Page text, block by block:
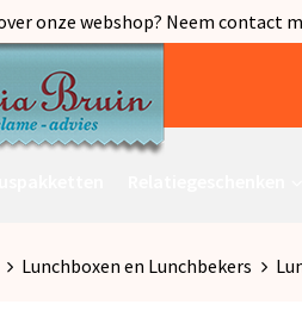
onze webshop? Neem contact
Lunchboxen en Lunchbekers